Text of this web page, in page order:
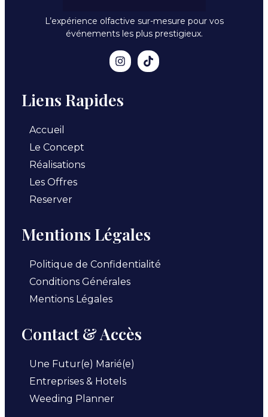
L’expérience olfactive sur-mesure pour vos
événements les plus prestigieux.
Liens Rapides
Accueil
Le Concept
Réalisations
Les Offres
Reserver
Mentions Légales
Politique de Confidentialité
Conditions Générales
Mentions Légales
Contact & Accès
Une Futur(e) Marié(e)
Entreprises & Hotels
Weeding Planner